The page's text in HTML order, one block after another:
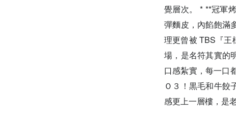
覺層次。 * **冠軍
彈麵皮，內餡飽滿
理更曾被 TBS『王
場，是名符其實的
口感紮實，每一口
Ｏ３！黒毛和牛餃
感更上一層樓，是